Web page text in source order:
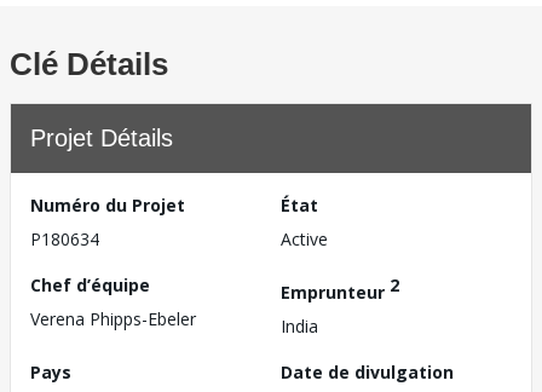
Clé Détails
Projet Détails
Numéro du Projet
P180634
État
Active
Chef d’équipe
Verena Phipps-Ebeler
Emprunteur 2
India
Pays
Date de divulgation